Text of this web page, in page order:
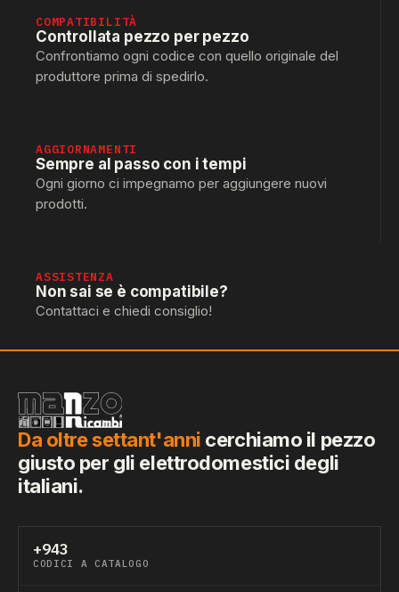
COMPATIBILITÀ
Controllata pezzo per pezzo
Confrontiamo ogni codice con quello originale del
produttore prima di spedirlo.
AGGIORNAMENTI
Sempre al passo con i tempi
Ogni giorno ci impegnamo per aggiungere nuovi
prodotti.
ASSISTENZA
Non sai se è compatibile?
Contattaci e chiedi consiglio!
Da oltre settant'anni cerchiamo il pezzo
giusto per gli elettrodomestici degli
italiani.
+943
CODICI A CATALOGO